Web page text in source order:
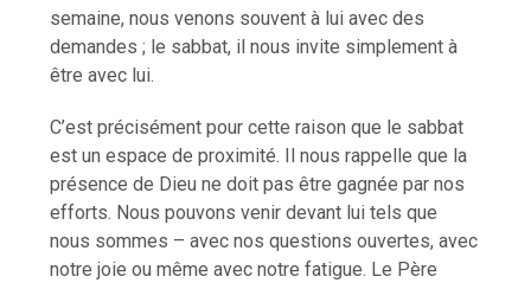
semaine, nous venons souvent à lui avec des
demandes ; le sabbat, il nous invite simplement à
être avec lui.
C’est précisément pour cette raison que le sabbat
est un espace de proximité. Il nous rappelle que la
présence de Dieu ne doit pas être gagnée par nos
efforts. Nous pouvons venir devant lui tels que
nous sommes – avec nos questions ouvertes, avec
notre joie ou même avec notre fatigue. Le Père